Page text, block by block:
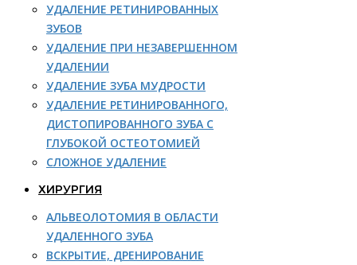
УДАЛЕНИЕ РЕТИНИРОВАННЫХ
ЗУБОВ
УДАЛЕНИЕ ПРИ НЕЗАВЕРШЕННОМ
УДАЛЕНИИ
УДАЛЕНИЕ ЗУБА МУДРОСТИ
УДАЛЕНИЕ РЕТИНИРОВАННОГО,
ДИСТОПИРОВАННОГО ЗУБА С
ГЛУБОКОЙ ОСТЕОТОМИЕЙ
СЛОЖНОЕ УДАЛЕНИЕ
ХИРУРГИЯ
АЛЬВЕОЛОТОМИЯ В ОБЛАСТИ
УДАЛЕННОГО ЗУБА
ВСКРЫТИЕ, ДРЕНИРОВАНИЕ